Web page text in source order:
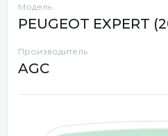
Модель
PEUGEOT EXPERT
Производитель
AGC